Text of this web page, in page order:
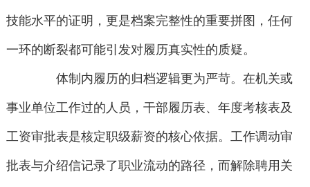
技能水平的证明，更是档案完整性的重要拼图，任何
一环的断裂都可能引发对履历真实性的质疑。
体制内履历的归档逻辑更为严苛。在机关或
事业单位工作过的人员，干部履历表、年度考核表及
工资审批表是核定职级薪资的核心依据。工作调动审
批表与介绍信记录了职业流动的路径，而解除聘用关